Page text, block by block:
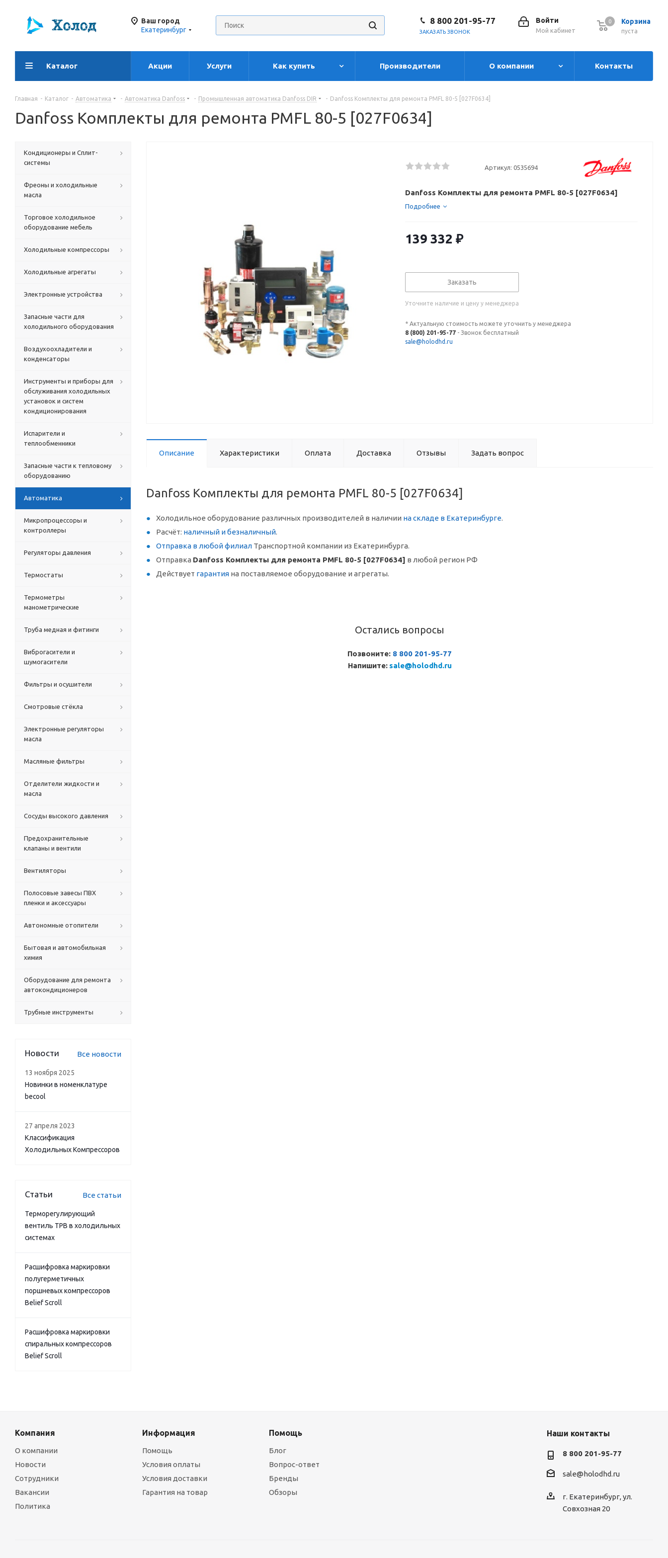
Ваш город
Екатеринбург
Корзина
0
пуста
0
Войти
Мой кабинет
8 800 201-95-77
ЗАКАЗАТЬ ЗВОНОК
Каталог Акции Услуги Как купить Производители О компании Контакты
Главная - Каталог - Автоматика - Автоматика Danfoss - Промышленная автоматика Danfoss DIR - Danfoss Комплекты для ремонта PMFL 80-5 [027F0634]
Danfoss Комплекты для ремонта PMFL 80-5 [027F0634]
Артикул: 0535694
Danfoss Комплекты для ремонта PMFL 80-5 [027F0634]
Подробнее
139 332 ₽
Заказать
Уточните наличие и цену у менеджера
* Актуальную стоимость можете уточнить у менеджера
8 (800) 201-95-77 - Звонок бесплатный
sale@holodhd.ru
Описание Характеристики Оплата Доставка Отзывы Задать вопрос
Danfoss Комплекты для ремонта PMFL 80-5 [027F0634]
Холодильное оборудование различных производителей в наличии на складе в Екатеринбурге.
Расчёт: наличный и безналичный.
Отправка в любой филиал Транспортной компании из Екатеринбурга.
Отправка Danfoss Комплекты для ремонта PMFL 80-5 [027F0634] в любой регион РФ
Действует гарантия на поставляемое оборудование и агрегаты.
Остались вопросы
Позвоните: 8 800 201-95-77
Напишите: sale@holodhd.ru
Кондиционеры и Сплит-
системы
Фреоны и холодильные
масла
Торговое холодильное
оборудование мебель
Холодильные компрессоры
Холодильные агрегаты
Электронные устройства
Запасные части для
холодильного оборудования
Воздухоохладители и
конденсаторы
Инструменты и приборы для
обслуживания холодильных
установок и систем
кондиционирования
Испарители и
теплообменники
Запасные части к тепловому
оборудованию
Автоматика
Микропроцессоры и
контроллеры
Регуляторы давления
Термостаты
Термометры
манометрические
Труба медная и фитинги
Виброгасители и
шумогасители
Фильтры и осушители
Смотровые стёкла
Электронные регуляторы
масла
Масляные фильтры
Отделители жидкости и
масла
Сосуды высокого давления
Предохранительные
клапаны и вентили
Вентиляторы
Полосовые завесы ПВХ
пленки и аксессуары
Автономные отопители
Бытовая и автомобильная
химия
Оборудование для ремонта
автокондиционеров
Трубные инструменты
Новости Все новости
13 ноября 2025
Новинки в номенклатуре
becool
27 апреля 2023
Классификация
Холодильных Компрессоров
Статьи Все статьи
Терморегулирующий
вентиль ТРВ в холодильных
системах
Расшифровка маркировки
полугерметичных
поршневых компрессоров
Belief Scroll
Расшифровка маркировки
спиральных компрессоров
Belief Scroll
Компания
О компании
Новости
Сотрудники
Вакансии
Политика
Информация
Помощь
Условия оплаты
Условия доставки
Гарантия на товар
Помощь
Блог
Вопрос-ответ
Бренды
Обзоры
Наши контакты
8 800 201-95-77
sale@holodhd.ru
г. Екатеринбург, ул.
Совхозная 20